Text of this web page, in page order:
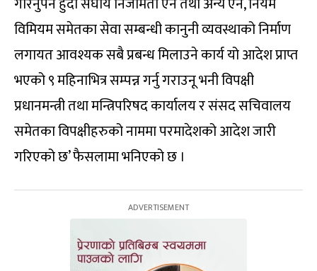
विमियम समेतका सेवा सम्बन्धी कानुनी व्यवस्थाको निर्माण
लगायत आवश्यक सबै प्रबन्ध मिलाउने कार्य यो आदेश प्राप्त
भएको ९ महिनाभित्र सम्पन्न गर्नु गराउनू भनी विपक्षी
प्रधानमन्त्री तथा मन्त्रिपरिषद कार्यालय र संसद सचिवालय
समेतका विपक्षीहरुको नाममा परमादेशको आदेश जारी
गरिएको छ’ फैसलामा भनिएको छ ।